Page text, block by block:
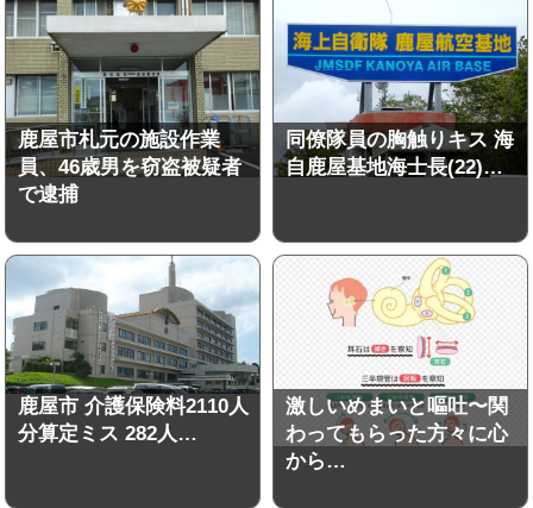
鹿屋市札元の施設作業
員、46歳男を窃盗被疑者
で逮捕
同僚隊員の胸触りキス 海
自鹿屋基地海士長(22)…
鹿屋市 介護保険料2110人
分算定ミス 282人…
激しいめまいと嘔吐〜関
わってもらった方々に心
から…